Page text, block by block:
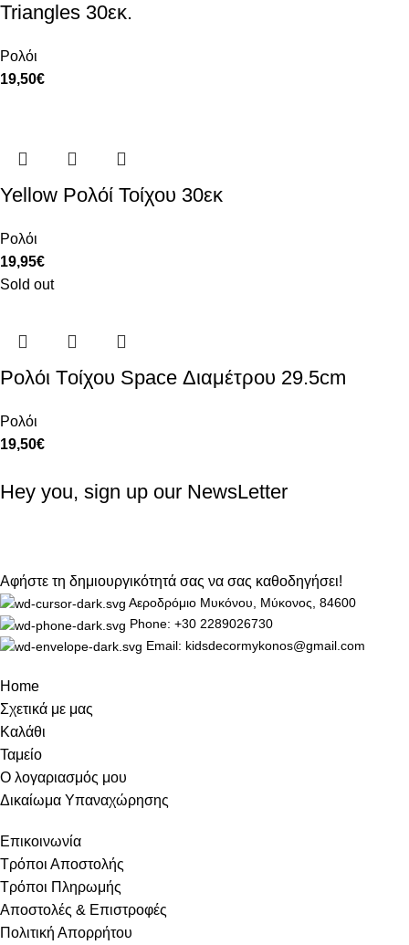
Triangles 30εκ.
Ρολόι
19,50€
Yellow Ρολόί Τοίχου 30εκ
Ρολόι
19,95€
Sold out
Ρολόι Tοίχου Space Διαμέτρου 29.5cm
Ρολόι
19,50€
Hey you, sign up our NewsLetter
Αφήστε τη δημιουργικότητά σας να σας καθοδηγήσει!
Αεροδρόμιο Μυκόνου, Μύκονος, 84600
Phone: +30 2289026730
Email: kidsdecormykonos@gmail.com
Home
Σχετικά με μας
Καλάθι
Ταμείο
Ο λογαριασμός μου
Δικαίωμα Υπαναχώρησης
Επικοινωνία
Τρόποι Αποστολής
Τρόποι Πληρωμής
Αποστολές & Επιστροφές
Πολιτική Απορρήτου